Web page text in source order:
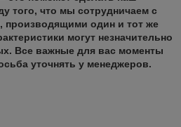
того, что мы сотрудничаем с
производящими один и тот же
могут незначительно
Все важные для вас моменты
уточнять у менеджеров.